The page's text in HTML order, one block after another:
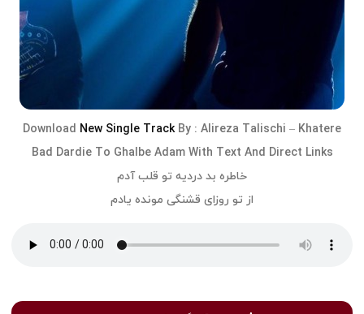
Download New Single TrackBy : Alireza Talischi – Khatere
Bad Dardie To Ghalbe Adam With Text And Direct Links
خاطره بد دردیه تو قلب آدم
از تو روزای قشنگی مونده یادم